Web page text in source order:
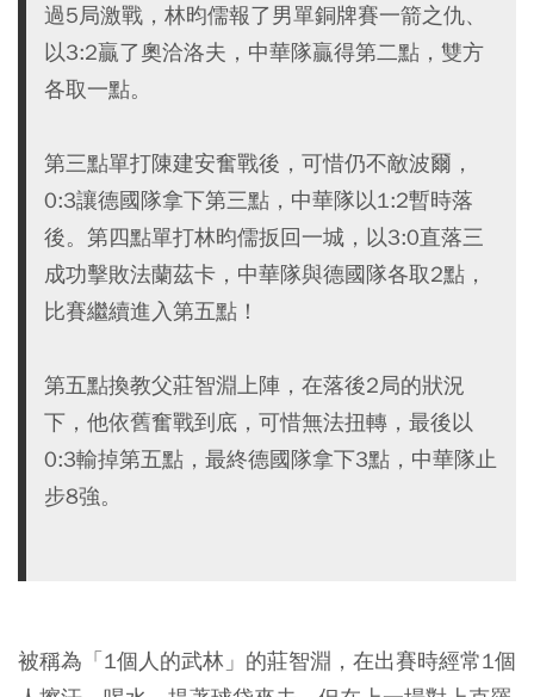
過5局激戰，林昀儒報了男單銅牌賽一箭之仇、
以3:2贏了奧洽洛夫，中華隊贏得第二點，雙方
各取一點。
第三點單打陳建安奮戰後，可惜仍不敵波爾，
0:3讓德國隊拿下第三點，中華隊以1:2暫時落
後。第四點單打林昀儒扳回一城，以3:0直落三
成功擊敗法蘭茲卡，中華隊與德國隊各取2點，
比賽繼續進入第五點！
第五點換教父莊智淵上陣，在落後2局的狀況
下，他依舊奮戰到底，可惜無法扭轉，最後以
0:3輸掉第五點，最終德國隊拿下3點，中華隊止
步8強。
被稱為「1個人的武林」的莊智淵，在出賽時經常1個